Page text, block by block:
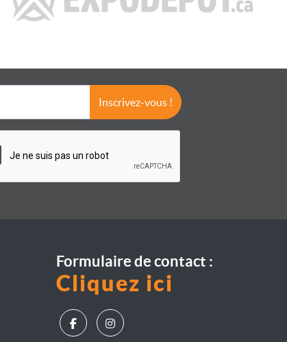
Inscrivez-vous !
Formulaire de contact :
Cliquez ici